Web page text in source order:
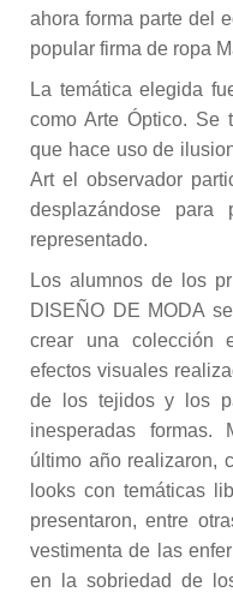
ahora forma parte del
popular firma de ropa
La temática elegida
como Arte Óptico. Se
que hace uso de
Art el observador
desplazándose
representado.
Los alumnos de los
DISEÑO DE MODA
crear una colección
efectos visuales
de los tejidos y los
inesperadas
último año realizaron,
looks con temáticas
presentaron, entre
vestimenta de las
en la sobriedad de